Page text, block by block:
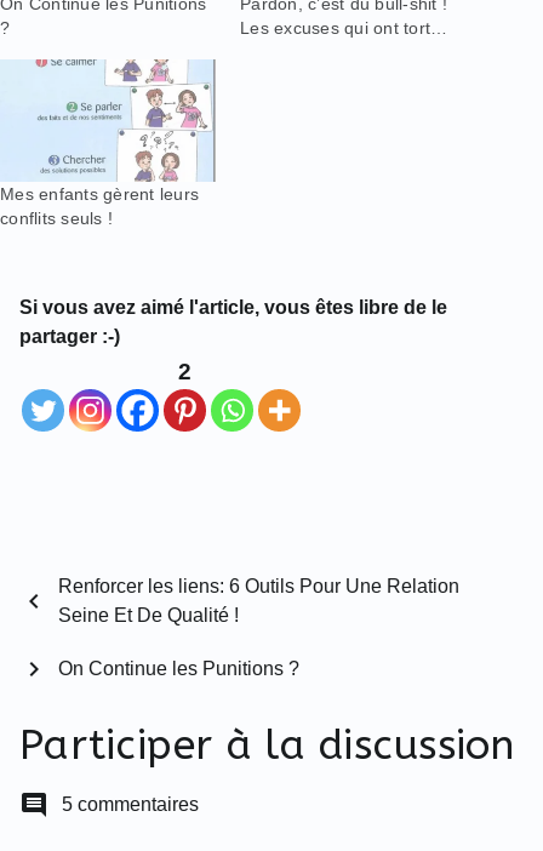
?
Les excuses qui ont tort…
Mes enfants gèrent leurs
conflits seuls !
Si vous avez aimé l'article, vous êtes libre de le
partager :-)
2
relation
chevron_left
Renforcer les liens: 6 Outils Pour Une Relation
Seine Et De Qualité !
On Continue les Punitions ?
chevron_right
Participer à la discussion
comment 5 commentaires